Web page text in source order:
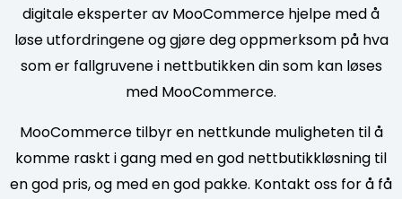
digitale eksperter av MooCommerce hjelpe med å
løse utfordringene og gjøre deg oppmerksom på hva
som er fallgruvene i nettbutikken din som kan løses
med MooCommerce.
MooCommerce tilbyr en nettkunde muligheten til å
komme raskt i gang med en god nettbutikkløsning til
en god pris, og med en god pakke. Kontakt oss for å få